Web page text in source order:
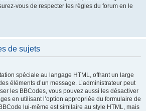
vous de respecter les règles du forum en le
de sujets
spéciale au langage HTML, offrant un large
éléments d’un message. L’administrateur peut
les BBCodes, vous pouvez aussi les désactiver
en utilisant l’option appropriée du formulaire de
lui-même est similaire au style HTML, mais